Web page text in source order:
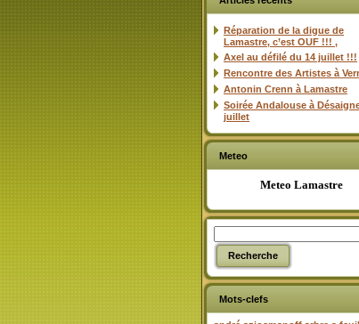
Réparation de la digue de
Lamastre, c’est OUF !!! ,
Axel au défilé du 14 juillet !!!
Rencontre des Artistes à
Antonin Crenn à Lamastre
Soirée Andalouse à
juillet
Meteo
Meteo Lamastre
Mots-clefs